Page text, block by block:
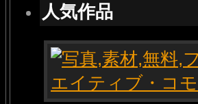
人気作品